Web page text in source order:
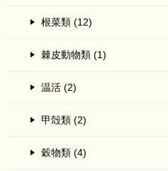
根菜類 (12)
棘皮動物類 (1)
温活 (2)
甲殻類 (2)
穀物類 (4)